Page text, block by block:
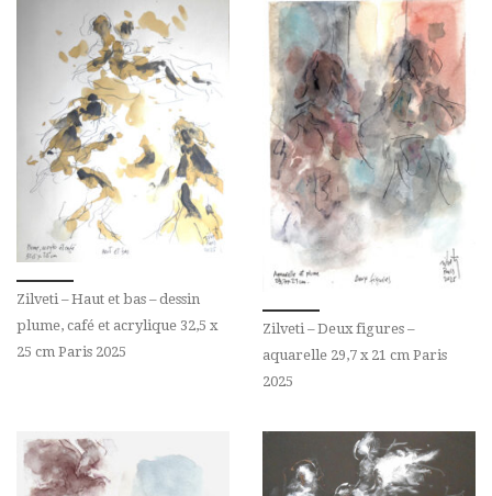
Zilveti – Haut et bas – dessin
plume, café et acrylique 32,5 x
25 cm Paris 2025
Zilveti – Deux figures –
aquarelle 29,7 x 21 cm Paris
2025